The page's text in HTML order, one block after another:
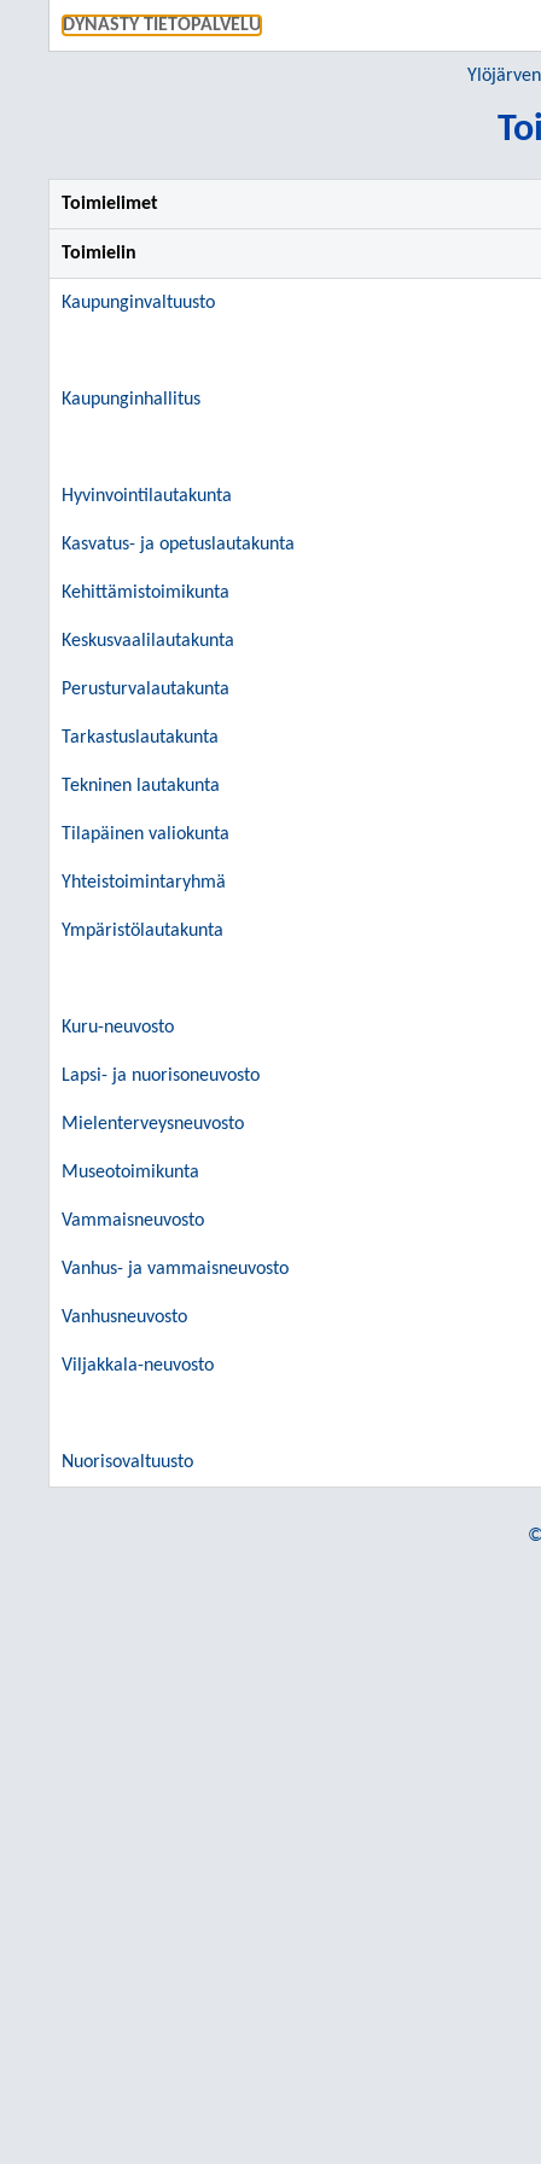
DYNASTY TIETOPALVELU
Toimielimet
Toimielin
Kaupunginvaltuusto
Kaupunginhallitus
Hyvinvointilautakunta
Kasvatus- ja opetuslautakunta
Kehittämistoimikunta
Keskusvaalilautakunta
Perusturvalautakunta
Tarkastuslautakunta
Tekninen lautakunta
Tilapäinen valiokunta
Yhteistoimintaryhmä
Ympäristölautakunta
Kuru-neuvosto
Lapsi- ja nuorisoneuvosto
Mielenterveysneuvosto
Museotoimikunta
Vammaisneuvosto
Vanhus- ja vammaisneuvosto
Vanhusneuvosto
Viljakkala-neuvosto
Nuorisovaltuusto